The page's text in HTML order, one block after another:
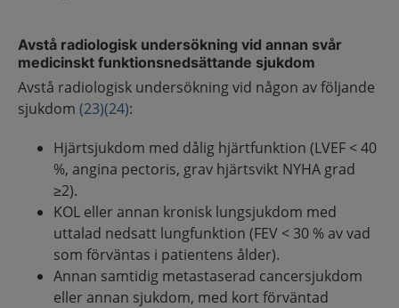
Avstå radiologisk undersökning vid annan svår
medicinskt funktionsnedsättande sjukdom
Avstå radiologisk undersökning vid någon av följande
sjukdom (23)(24):
Hjärtsjukdom med dålig hjärtfunktion (LVEF < 40
%, angina pectoris, grav hjärtsvikt NYHA grad
≥2).
KOL eller annan kronisk lungsjukdom med
uttalad nedsatt lungfunktion (FEV < 30 % av vad
som förväntas i patientens ålder).
Annan samtidig metastaserad cancersjukdom
eller annan sjukdom, med kort förväntad